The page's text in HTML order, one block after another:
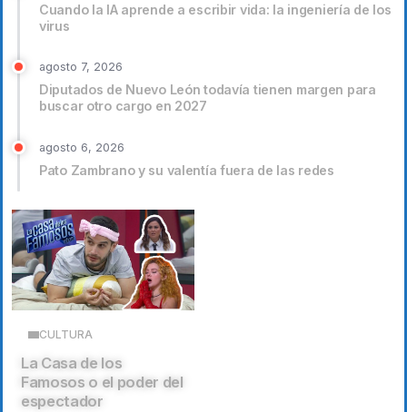
Cuando la IA aprende a escribir vida: la ingeniería de los
virus
agosto 7, 2026
Diputados de Nuevo León todavía tienen margen para
buscar otro cargo en 2027
agosto 6, 2026
Pato Zambrano y su valentía fuera de las redes
CULTURA
La Casa de los
Famosos o el poder del
espectador